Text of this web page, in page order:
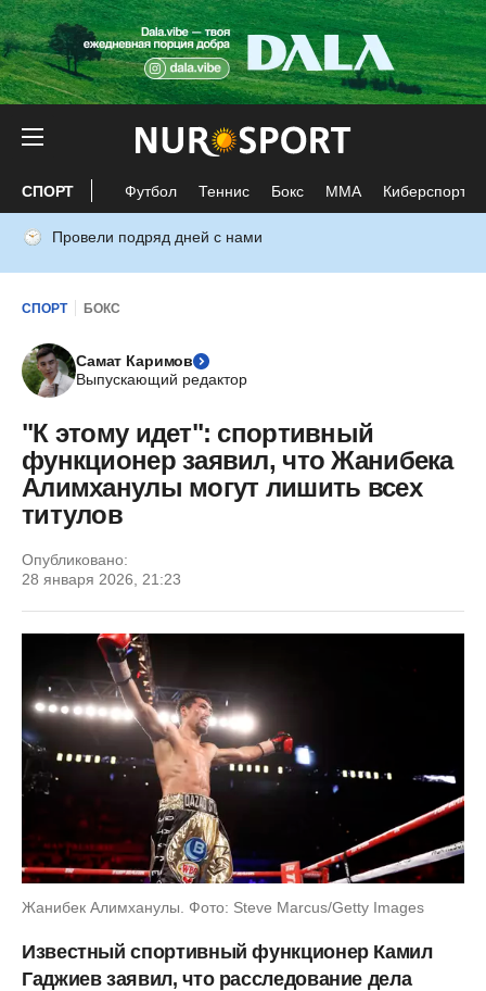
СПОРТ Футбол Теннис Бокс ММА Киберспорт
Провели подряд дней с нами
СПОРТ БОКС
Самат Каримов
Выпускающий редактор
"К этому идет": спортивный
функционер заявил, что Жанибека
Алимханулы могут лишить всех
титулов
Опубликовано:
28 января 2026, 21:23
Жанибек Алимханулы. Фото: Steve Marcus/Getty Images
Известный спортивный функционер Камил
Гаджиев заявил, что расследование дела